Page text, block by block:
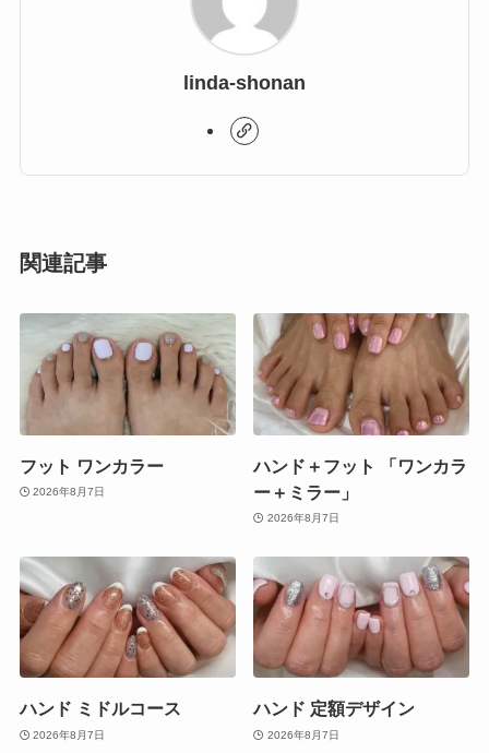
linda-shonan
関連記事
フット ワンカラー
2026年8月7日
ハンド＋フット 「ワンカラ
ー＋ミラー」
2026年8月7日
ハンド ミドルコース
2026年8月7日
ハンド 定額デザイン
2026年8月7日